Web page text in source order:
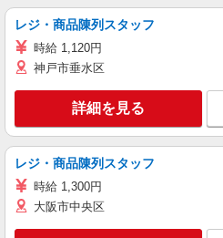
レジ・商品陳列スタッフ
時給 1,120円
神戸市垂水区
詳細を見る
レジ・商品陳列スタッフ
時給 1,300円
大阪市中央区